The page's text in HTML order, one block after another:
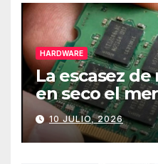
HARDWARE
La escasez
en seco el
de PCs
10 JULIO, 2026